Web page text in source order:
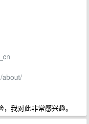
about/
我对此非常感兴趣。